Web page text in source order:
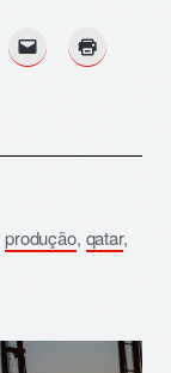
produção, qatar,